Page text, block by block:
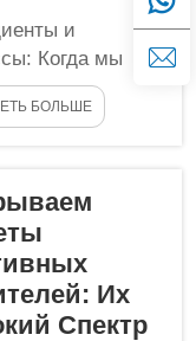
мы обсудим
этого
ингредиента в
и
Когда мы
о окрашивании
очень важно
для
многих
Она сказала,
БОЛЬШЕ
Их
Спектр